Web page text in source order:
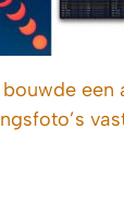
een